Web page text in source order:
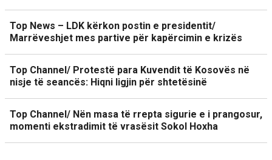
Top News – LDK kërkon postin e presidentit/
Marrëveshjet mes partive për kapërcimin e krizës
Top Channel/ Protestë para Kuvendit të Kosovës në
nisje të seancës: Hiqni ligjin për shtetësinë
Top Channel/ Nën masa të rrepta sigurie e i prangosur,
momenti ekstradimit të vrasësit Sokol Hoxha